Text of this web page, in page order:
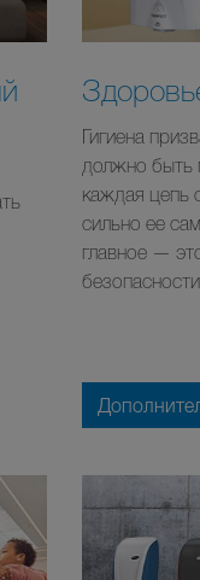
Гигиена
должно быть
каждая цепь
сильно ее
главное —